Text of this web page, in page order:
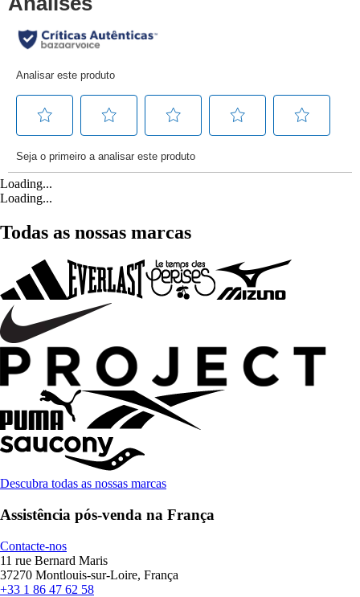
Loading...
Loading...
Todas as nossas marcas
Descubra todas as nossas marcas
Assistência pós-venda na França
Contacte-nos
11 rue Bernard Maris
37270 Montlouis-sur-Loire, França
+33 1 86 47 62 58